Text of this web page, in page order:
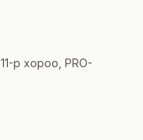
р хороо, PRO-